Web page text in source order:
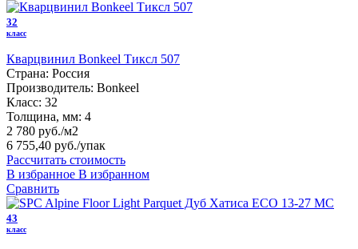
32
класс
Кварцвинил Bonkeel Тиксл 507
Страна: Россия
Производитель: Bonkeel
Класс: 32
Толщина, мм: 4
2 780 руб./м2
6 755,40 руб./упак
Рассчитать стоимость
В избранное В избранном
Сравнить
43
класс